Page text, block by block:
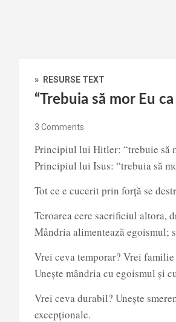
» RESURSE TEXT
“Trebuia să mor Eu
3 Comments
Principiul lui Hitler: “trebuie să
Principiul lui Isus: “trebuia să
Tot ce e cucerit prin forță se
Teroarea cere sacrificiul altora,
Mândria alimentează egoismul;
Vrei ceva temporar? Vrei
Unește mândria cu egoismul și
Vrei ceva durabil? Unește
excepționale.